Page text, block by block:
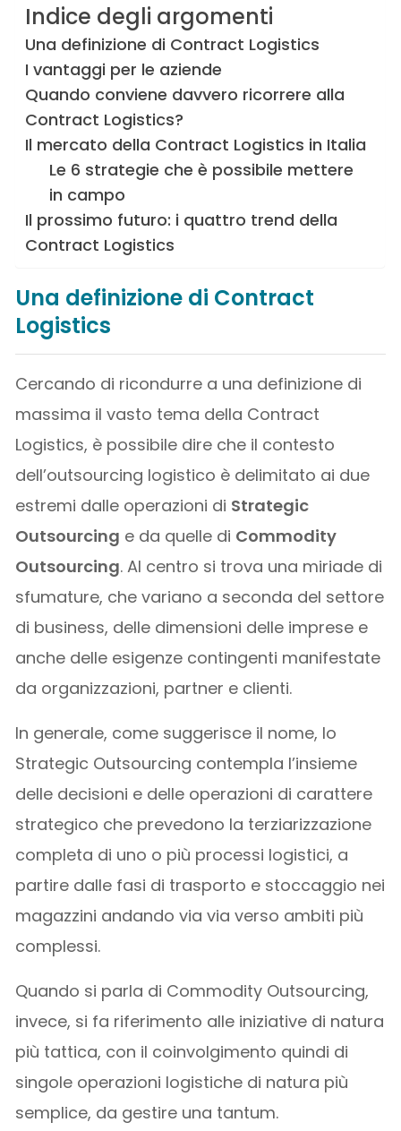
Indice degli argomenti
Una definizione di Contract Logistics
I vantaggi per le aziende
Quando conviene davvero ricorrere alla
Contract Logistics?
Il mercato della Contract Logistics in Italia
Le 6 strategie che è possibile mettere
in campo
Il prossimo futuro: i quattro trend della
Contract Logistics
Una definizione di Contract
Logistics
Cercando di ricondurre a una definizione di
massima il vasto tema della Contract
Logistics, è possibile dire che il contesto
dell’outsourcing logistico è delimitato ai due
estremi dalle operazioni di Strategic
Outsourcing e da quelle di Commodity
Outsourcing. Al centro si trova una miriade di
sfumature, che variano a seconda del settore
di business, delle dimensioni delle imprese e
anche delle esigenze contingenti manifestate
da organizzazioni, partner e clienti.
In generale, come suggerisce il nome, lo
Strategic Outsourcing contempla l’insieme
delle decisioni e delle operazioni di carattere
strategico che prevedono la terziarizzazione
completa di uno o più processi logistici, a
partire dalle fasi di trasporto e stoccaggio nei
magazzini andando via via verso ambiti più
complessi.
Quando si parla di Commodity Outsourcing,
invece, si fa riferimento alle iniziative di natura
più tattica, con il coinvolgimento quindi di
singole operazioni logistiche di natura più
semplice, da gestire una tantum.